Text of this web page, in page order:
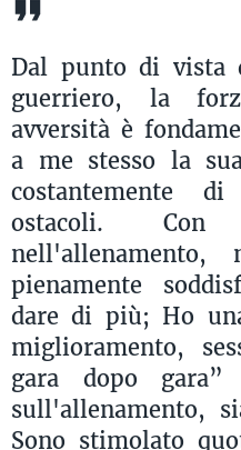
Dal punto di vista
guerriero, la
avversità è
a me stesso la
costantemente
ostacoli. Con
pienamente
dare di più; Ho
miglioramento,
gara dopo
sull'allenamento,
Sono stimolato